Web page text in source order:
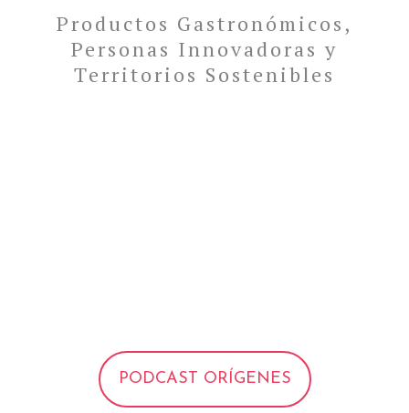
Productos Gastronómicos,
Personas Innovadoras y
Territorios Sostenibles
PODCAST ORÍGENES